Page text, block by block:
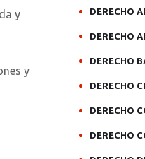
y
y
DERECHO
DERECHO
DERECHO
DERECHO
DERECHO
DERECHO